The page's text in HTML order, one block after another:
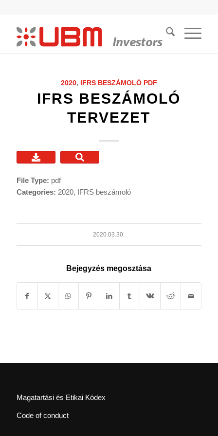
2020, IFRS BESZÁMOLÓ PDF
IFRS BESZÁMOLÓ
TERVEZET
File Type: pdf
Categories: 2020, IFRS beszámoló
2020.03.30.
Bejegyzés megosztása
Magatartási és Etikai Kódex
Code of conduct